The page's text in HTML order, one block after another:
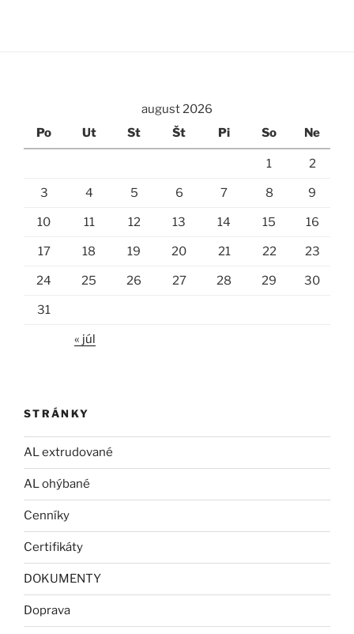
august 2026
Po
Ut St Št Pi So Ne
1 2
3 4 5 6 7 8 9
10 11 12 13 14 15 16
17 18 19 20 21 22 23
24 25 26 27 28 29 30
31
« júl
STRÁNKY
AL extrudované
AL ohýbané
Cenníky
Certifikáty
DOKUMENTY
Doprava